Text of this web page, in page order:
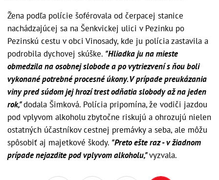
Žena podľa polície šoférovala od čerpacej stanice
nachádzajúcej sa na Šenkvickej ulici v Pezinku po
Pezinskú cestu v obci Vinosady, kde ju polícia zastavila a
podrobila dychovej skúške. "Hliadka ju na mieste
obmedzila na osobnej slobode a po vytriezvení s ňou boli
vykonané potrebné procesné úkony. V prípade preukázania
viny pred súdom jej hrozí trest odňatia slobody až na jeden
rok,"dodala Šimková. Polícia pripomína, že vodiči jazdou
pod vplyvom alkoholu zbytočne riskujú a ohrozujú nielen
ostatných účastníkov cestnej premávky a seba, ale môžu
spôsobiť aj majetkové škody. "Preto ešte raz - v žiadnom
prípade nejazdite pod vplyvom alkoholu,"vyzvala.